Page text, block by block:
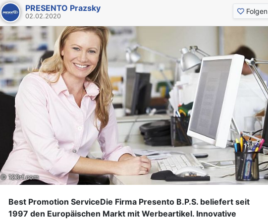
PRESENTO Prazsky
02.02.2020
Folgen
© 123rf.com
Best Promotion ServiceDie Firma Presento B.P.S. beliefert seit
1997 den Europäischen Markt mit Werbeartikel. Innovative